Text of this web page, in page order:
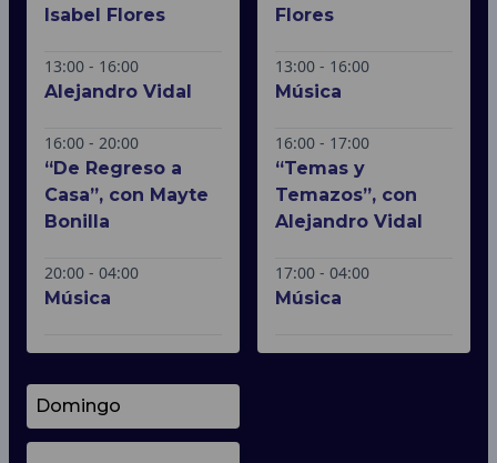
Isabel Flores
13:00 - 16:00
Alejandro Vidal
16:00 - 20:00
“De Regreso a
Casa”, con Mayte
Bonilla
20:00 - 04:00
Música
Flores
13:00 - 16:00
Música
16:00 - 17:00
“Temas y
Temazos”, con
Alejandro Vidal
17:00 - 04:00
Música
Domingo